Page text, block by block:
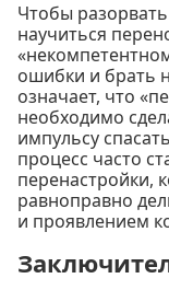
Чтобы
научиться
ошибки и брать
означает, что
необходимо
импульсу
процесс часто
перенастройки,
равноправно
и проявлением